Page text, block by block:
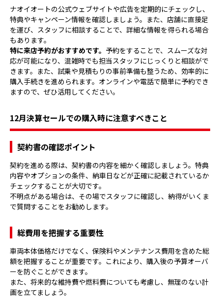
ナオイオートの公式ウェブサイトや広告を定期的にチェックし、
特典やキャンペーン情報を確認しましょう。また、店舗に直接足
を運び、スタッフに相談することで、詳細な情報を得られる場合
もあります。
特に来店予約がおすすめです。 予約をすることで、スムーズな対
応が可能になり、混雑時でも担当スタッフにじっくりと相談がで
きます。また、試乗や見積もりの事前準備も整うため、効率的に
購入手続きを進められます。オンラインや電話で簡単に予約でき
ますので、ぜひ活用してください。
12月決算セールでの購入時に注意すべきこと
契約書の確認ポイント
契約を進める際は、契約書の内容を細かく確認しましょう。特典
内容やオプションの条件、納車日などが正確に記載されているか
チェックすることが大切です。
不明点がある場合は、その場でスタッフに確認し、納得がいくま
で質問することをお勧めします。
総費用を把握する重要性
車両本体価格だけでなく、保険料やメンテナンス費用を含めた総
額を把握することが重要です。これにより、購入後の予算オーバ
ーを防ぐことができます。
また、将来的な維持費や燃料費についても考慮し、無理のない計
画を立てましょう。